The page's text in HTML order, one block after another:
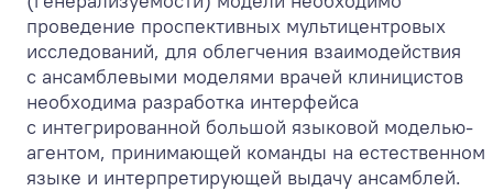
проведение проспективных мультицентровых
исследований, для облегчения взаимодействия
с ансамблевыми моделями врачей клиницистов
необходима разработка интерфейса
с интегрированной большой языковой моделью-
агентом, принимающей команды на естественном
языке и интерпретирующей выдачу ансамблей.